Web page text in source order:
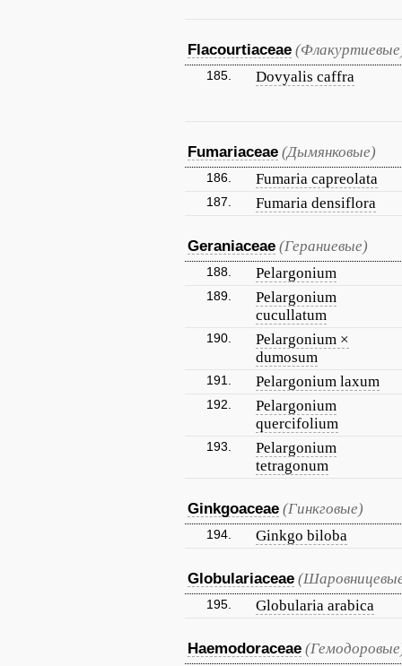
Flacourtiaceae
185. Dovyalis caffra
Fumariaceae (Дымянковые)
186. Fumaria capreolata
187. Fumaria densiflora
Geraniaceae (Гераниевые)
188. Pelargonium
189.
Pelargonium
cucullatum
190.
Pelargonium ×
dumosum
191. Pelargonium laxum
192.
Pelargonium
quercifolium
193.
Pelargonium
tetragonum
Ginkgoaceae (Гинкговые)
194. Ginkgo biloba
Globulariaceae
195. Globularia arabica
Haemodoraceae